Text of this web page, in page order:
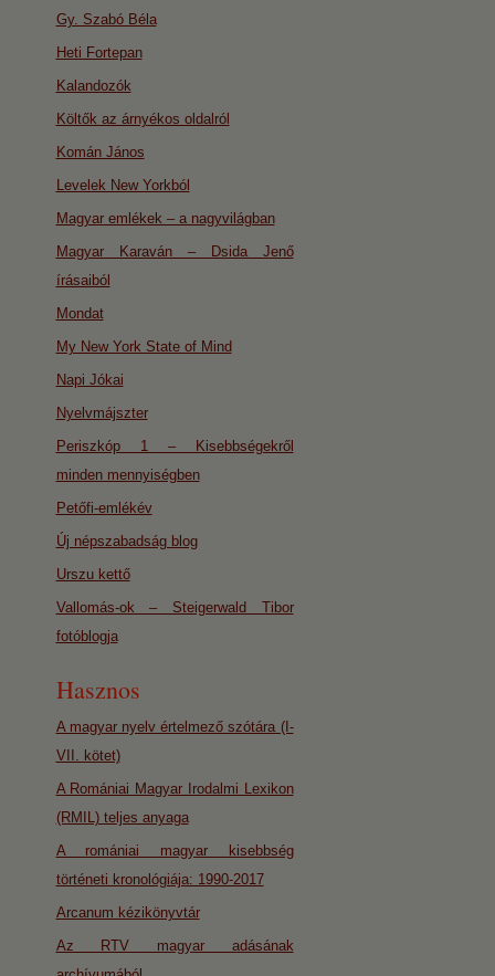
Gy. Szabó Béla
Heti Fortepan
Kalandozók
Költők az árnyékos oldalról
Komán János
Levelek New Yorkból
Magyar emlékek – a nagyvilágban
Magyar Karaván – Dsida Jenő
írásaiból
Mondat
My New York State of Mind
Napi Jókai
Nyelvmájszter
Periszkóp 1 – Kisebbségekről
minden mennyiségben
Petőfi-emlékév
Új népszabadság blog
Urszu kettő
Vallomás-ok – Steigerwald Tibor
fotóblogja
Hasznos
A magyar nyelv értelmező szótára (I-
VII. kötet)
A Romániai Magyar Irodalmi Lexikon
(RMIL) teljes anyaga
A romániai magyar kisebbség
történeti kronológiája: 1990-2017
Arcanum kézikönyvtár
Az RTV magyar adásának